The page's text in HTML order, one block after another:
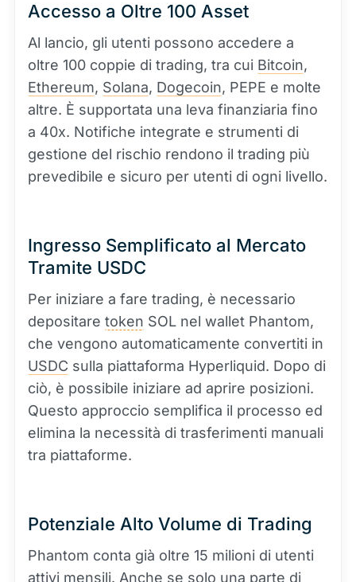
Accesso a Oltre 100 Asset
Al lancio, gli utenti possono accedere a
oltre 100 coppie di trading, tra cui Bitcoin,
Ethereum, Solana, Dogecoin, PEPE e molte
altre. È supportata una leva finanziaria fino
a 40x. Notifiche integrate e strumenti di
gestione del rischio rendono il trading più
prevedibile e sicuro per utenti di ogni livello.
Ingresso Semplificato al Mercato
Tramite USDC
Per iniziare a fare trading, è necessario
depositare token SOL nel wallet Phantom,
che vengono automaticamente convertiti in
USDC sulla piattaforma Hyperliquid. Dopo di
ciò, è possibile iniziare ad aprire posizioni.
Questo approccio semplifica il processo ed
elimina la necessità di trasferimenti manuali
tra piattaforme.
Potenziale Alto Volume di Trading
Phantom conta già oltre 15 milioni di utenti
attivi mensili. Anche se solo una parte di